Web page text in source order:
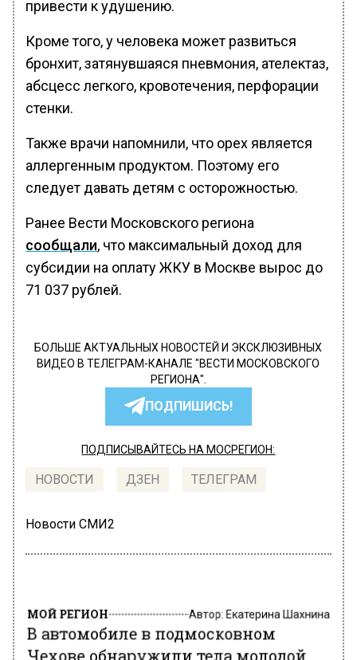
привести к удушению.
Кроме того, у человека может развиться
бронхит, затянувшаяся пневмония, ателектаз,
абсцесс легкого, кровотечения, перфорации
стенки.
Также врачи напомнили, что орех является
аллергенным продуктом. Поэтому его
следует давать детям с осторожностью.
Ранее Вести Московского региона
сообщали, что максимальный доход для
субсидии на оплату ЖКУ в Москве вырос до
71 037 рублей.
БОЛЬШЕ АКТУАЛЬНЫХ НОВОСТЕЙ И ЭКСКЛЮЗИВНЫХ
ВИДЕО В ТЕЛЕГРАМ-КАНАЛЕ "ВЕСТИ МОСКОВСКОГО
РЕГИОНА".
ПОДПИШИСЬ!
ПОДПИСЫВАЙТЕСЬ НА МОСРЕГИОН:
НОВОСТИ ДЗЕН ТЕЛЕГРАМ
Новости СМИ2
МОЙ РЕГИОН Автор:Екатерина Шахнина
В автомобиле в подмосковном
Чехове обнаружили тела молодой